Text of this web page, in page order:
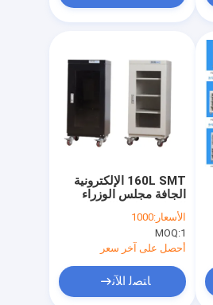
160L SMT الإلكترونية
الجافة مجلس الوزراء
الرطوبة دليل الكهربائية
صندوق جاف CNSMT
الأسعار:1000
MOQ:1
أحصل على آخر سعر
ﺎﺘﺼﻟ ﺍﻶﻧ